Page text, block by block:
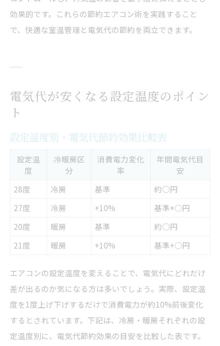
効果的です。これらの節約エアコン術を実践すること
で、快適な室温管理と電気代の節約を両立できます。
電気代が安くなる設定温度のポイン
ト
設定温度別・電気代節約効果比較表
設定温
度
冷暖房区
分
消費電力変化
率
年間電気代目
安
28度
冷房 基準
約○円
27度
冷房 +10%
基準+○円
20度
暖房 基準
約○円
21度
暖房 +10% 基準+○円
エアコンの設定温度を変えることで、電気代にどれだけ
差が出るのか気になる方は多いでしょう。実際、設定温
度を1度上げ下げするだけで消費電力が約10%前後変化
するとされています。下記は、冷房・暖房それぞれの設
定温度別に、電気代節約効果の目安を比較した表です。